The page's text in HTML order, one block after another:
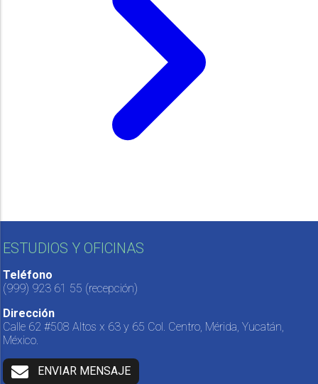
ESTUDIOS Y OFICINAS
Teléfono
(999) 923 61 55 (recepción)
Dirección
Calle 62 #508 Altos x 63 y 65 Col. Centro, Mérida, Yucatán,
México.
ENVIAR MENSAJE